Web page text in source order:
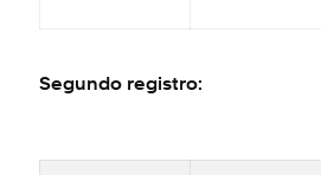
Segundo registro: